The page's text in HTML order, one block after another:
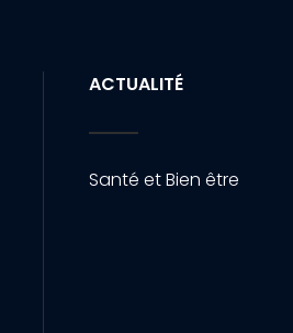
ACTUALITÉ
Santé et Bien être